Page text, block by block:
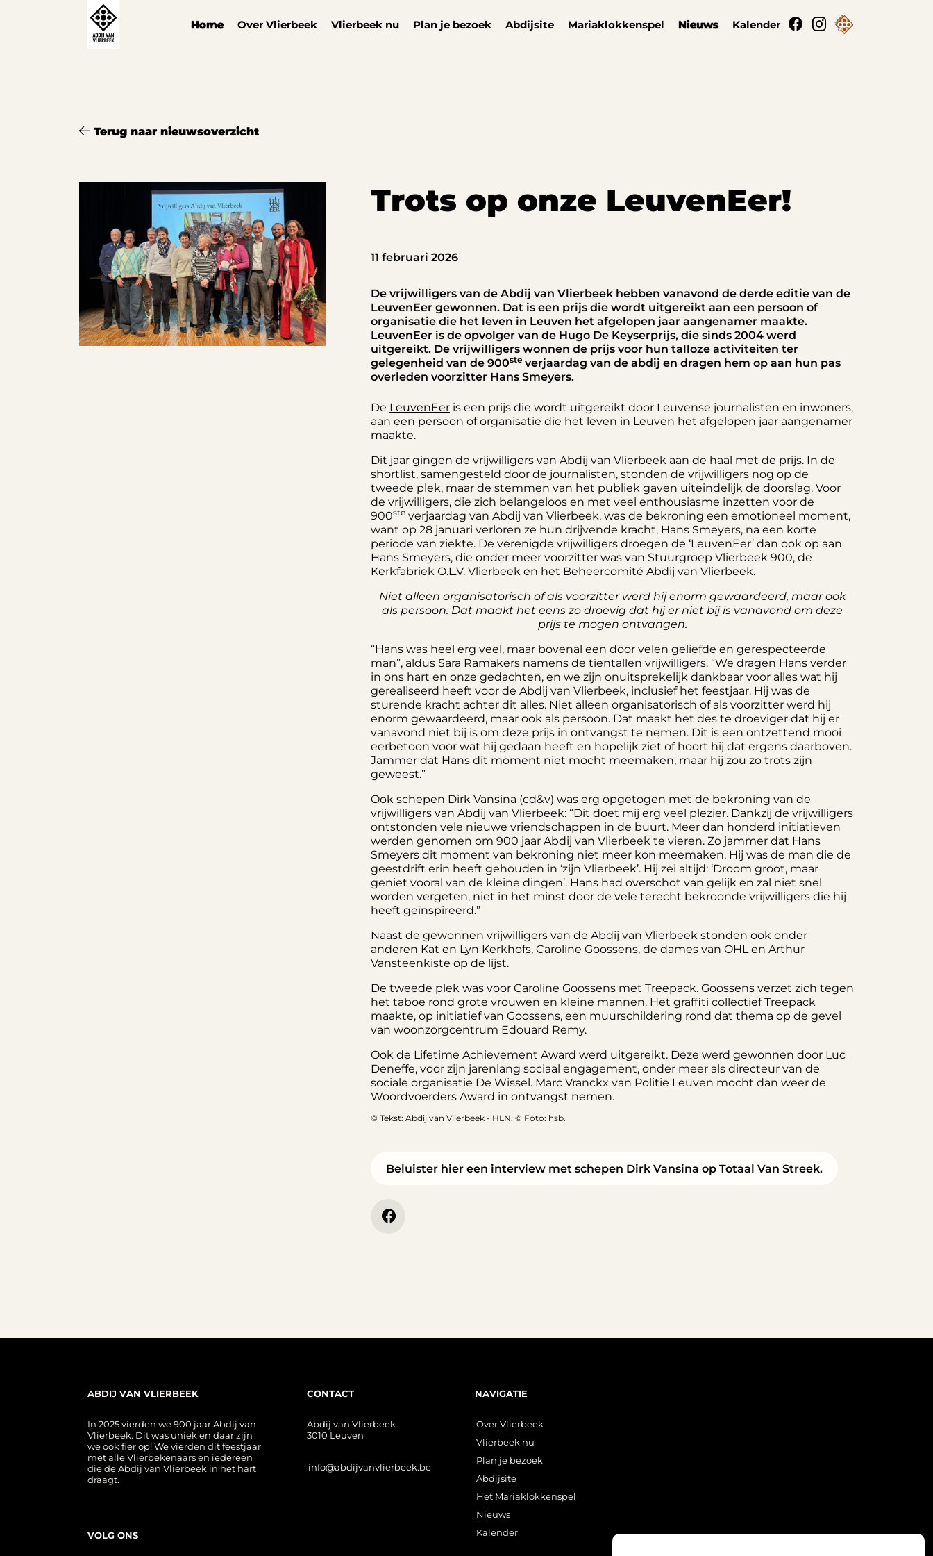
Home Over Vlierbeek Vlierbeek nu Plan je bezoek Abdijsite Mariaklokkenspel Nieuws Kalender
Terug naar nieuwsoverzicht
Trots op onze LeuvenEer!
11 februari 2026
De vrijwilligers van de Abdij van Vlierbeek hebben vanavond de derde editie van de
LeuvenEer gewonnen. Dat is een prijs die wordt uitgereikt aan een persoon of
organisatie die het leven in Leuven het afgelopen jaar aangenamer maakte.
LeuvenEer is de opvolger van de Hugo De Keyserprijs, die sinds 2004 werd
uitgereikt. De vrijwilligers wonnen de prijs voor hun talloze activiteiten ter
gelegenheid van de 900ste verjaardag van de abdij en dragen hem op aan hun pas
overleden voorzitter Hans Smeyers.
De LeuvenEer is een prijs die wordt uitgereikt door Leuvense journalisten en inwoners,
aan een persoon of organisatie die het leven in Leuven het afgelopen jaar aangenamer
maakte.
Dit jaar gingen de vrijwilligers van Abdij van Vlierbeek aan de haal met de prijs. In de
shortlist, samengesteld door de journalisten, stonden de vrijwilligers nog op de
tweede plek, maar de stemmen van het publiek gaven uiteindelijk de doorslag. Voor
de vrijwilligers, die zich belangeloos en met veel enthousiasme inzetten voor de
900ste verjaardag van Abdij van Vlierbeek, was de bekroning een emotioneel moment,
want op 28 januari verloren ze hun drijvende kracht, Hans Smeyers, na een korte
periode van ziekte. De verenigde vrijwilligers droegen de ‘LeuvenEer’ dan ook op aan
Hans Smeyers, die onder meer voorzitter was van Stuurgroep Vlierbeek 900, de
Kerkfabriek O.L.V. Vlierbeek en het Beheercomité Abdij van Vlierbeek.
Niet alleen organisatorisch of als voorzitter werd hij enorm gewaardeerd, maar ook
als persoon. Dat maakt het eens zo droevig dat hij er niet bij is vanavond om deze
prijs te mogen ontvangen.
“Hans was heel erg veel, maar bovenal een door velen geliefde en gerespecteerde
man”, aldus Sara Ramakers namens de tientallen vrijwilligers. “We dragen Hans verder
in ons hart en onze gedachten, en we zijn onuitsprekelijk dankbaar voor alles wat hij
gerealiseerd heeft voor de Abdij van Vlierbeek, inclusief het feestjaar. Hij was de
sturende kracht achter dit alles. Niet alleen organisatorisch of als voorzitter werd hij
enorm gewaardeerd, maar ook als persoon. Dat maakt het des te droeviger dat hij er
vanavond niet bij is om deze prijs in ontvangst te nemen. Dit is een ontzettend mooi
eerbetoon voor wat hij gedaan heeft en hopelijk ziet of hoort hij dat ergens daarboven.
Jammer dat Hans dit moment niet mocht meemaken, maar hij zou zo trots zijn
geweest.”
Ook schepen Dirk Vansina (cd&v) was erg opgetogen met de bekroning van de
vrijwilligers van Abdij van Vlierbeek: “Dit doet mij erg veel plezier. Dankzij de vrijwilligers
ontstonden vele nieuwe vriendschappen in de buurt. Meer dan honderd initiatieven
werden genomen om 900 jaar Abdij van Vlierbeek te vieren. Zo jammer dat Hans
Smeyers dit moment van bekroning niet meer kon meemaken. Hij was de man die de
geestdrift erin heeft gehouden in ‘zijn Vlierbeek’. Hij zei altijd: ‘Droom groot, maar
geniet vooral van de kleine dingen’. Hans had overschot van gelijk en zal niet snel
worden vergeten, niet in het minst door de vele terecht bekroonde vrijwilligers die hij
heeft geïnspireerd.”
Naast de gewonnen vrijwilligers van de Abdij van Vlierbeek stonden ook onder
anderen Kat en Lyn Kerkhofs, Caroline Goossens, de dames van OHL en Arthur
Vansteenkiste op de lijst.
De tweede plek was voor Caroline Goossens met Treepack. Goossens verzet zich tegen
het taboe rond grote vrouwen en kleine mannen. Het graffiti collectief Treepack
maakte, op initiatief van Goossens, een muurschildering rond dat thema op de gevel
van woonzorgcentrum Edouard Remy.
Ook de Lifetime Achievement Award werd uitgereikt. Deze werd gewonnen door Luc
Deneffe, voor zijn jarenlang sociaal engagement, onder meer als directeur van de
sociale organisatie De Wissel. Marc Vranckx van Politie Leuven mocht dan weer de
Woordvoerders Award in ontvangst nemen.
© Tekst: Abdij van Vlierbeek - HLN. © Foto: hsb.
Beluister hier een interview met schepen Dirk Vansina op Totaal Van Streek.
ABDIJ VAN VLIERBEEK
In 2025 vierden we 900 jaar Abdij van
Vlierbeek. Dit was uniek en daar zijn
we ook fier op! We vierden dit feestjaar
met alle Vlierbekenaars en iedereen
die de Abdij van Vlierbeek in het hart
draagt.
VOLG ONS
CONTACT
Abdij van Vlierbeek
3010 Leuven
info@abdijvanvlierbeek.be
NAVIGATIE
Over Vlierbeek
Vlierbeek nu
Plan je bezoek
Abdijsite
Het Mariaklokkenspel
Nieuws
Kalender
Cookies beheer paneel